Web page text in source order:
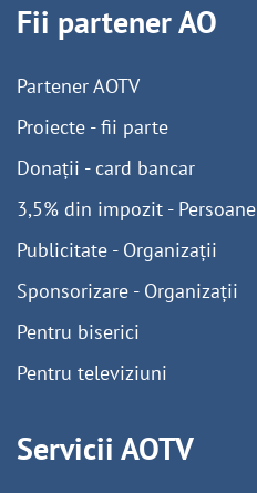
Fii partener AO
Partener AOTV
Proiecte - fii parte
Donații - card bancar
3,5% din impozit - Persoane
Publicitate - Organizații
Sponsorizare - Organizații
Pentru biserici
Pentru televiziuni
Servicii AOTV